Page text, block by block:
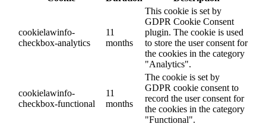
cookielawinfo-
checkbox-analytics
11
months
This cookie is set by
GDPR Cookie Consent
plugin. The cookie is used
to store the user consent for
the cookies in the category
"Analytics".
cookielawinfo-
checkbox-functional
11
months
The cookie is set by
GDPR cookie consent to
record the user consent for
the cookies in the category
"Functional".